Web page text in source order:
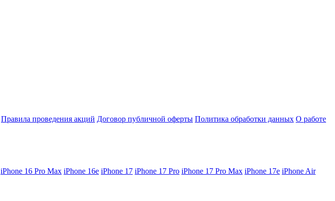
Правила проведения акций Договор публичной оферты Политика обработки данных О работе
iPhone 16 Pro Max iPhone 16e iPhone 17 iPhone 17 Pro iPhone 17 Pro Max iPhone 17e iPhone Air